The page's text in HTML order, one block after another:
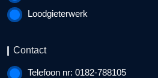
Loodgieterwerk
Contact
Telefoon nr: 0182-788105